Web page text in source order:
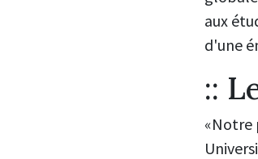
aux
d'une
::
«Notre